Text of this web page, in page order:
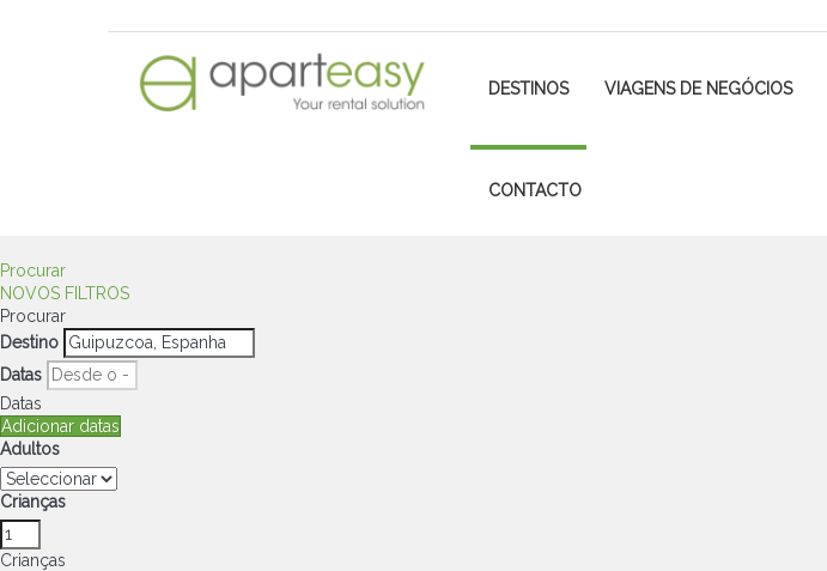
DESTINOS VIAGENS DE NEGÓCIOS
CONTACTO
Procurar
NOVOS FILTROS
Procurar
Destino
Datas
Datas
Adicionar datas
Adultos
Crianças
Crianças